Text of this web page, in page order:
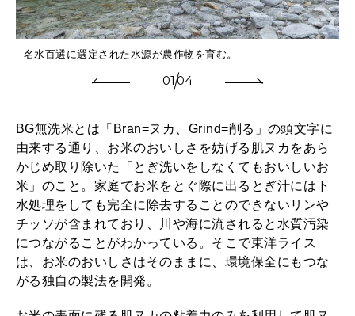
名水百選に選定された水源が農作物を育む。
0104
BG無洗米とは「Bran=ヌカ、Grind=削る」の頭文字に
由来する通り、お米のおいしさを妨げる肌ヌカをあら
かじめ取り除いた「とぎ洗いをしなくてもおいしいお
米」のこと。家庭でお米をとぐ際に出るとぎ汁には下
水処理をしても完全に除去することのできないリンや
チッソが含まれており、川や海に流されると水質汚染
につながることがわかっている。そこで東洋ライス
は、お米のおいしさはそのままに、環境保全にもつな
がる独自の製法を開発。